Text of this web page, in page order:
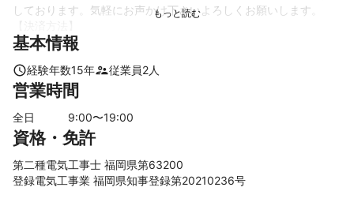
しております。気軽にお声かけ下さいよろしくお願いします。
当社では決済端末を導入しており、
ど、
各種キャッシュレス決済に対応しております。
アピールポイント
空調に関しては修理、クリーニング、取付すべてにおいて対応し
下さい！
基本情報
経験年数15年 従業員2人
営業時間
全日 9:00〜19:00
資格・免許
第二種電気工事士 福岡県第63200
登録電気工事業 福岡県知事登録第20210236号